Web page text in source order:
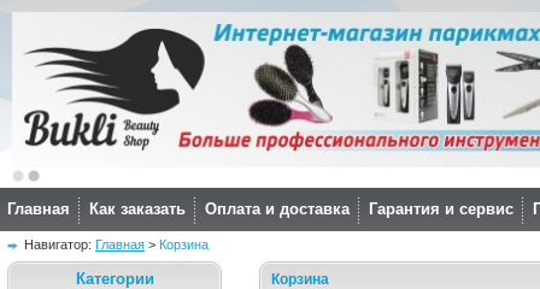
Главная Как заказать Оплата и доставка Гарантия и сервис
Навигатор: Главная > Корзина
Категории Корзина